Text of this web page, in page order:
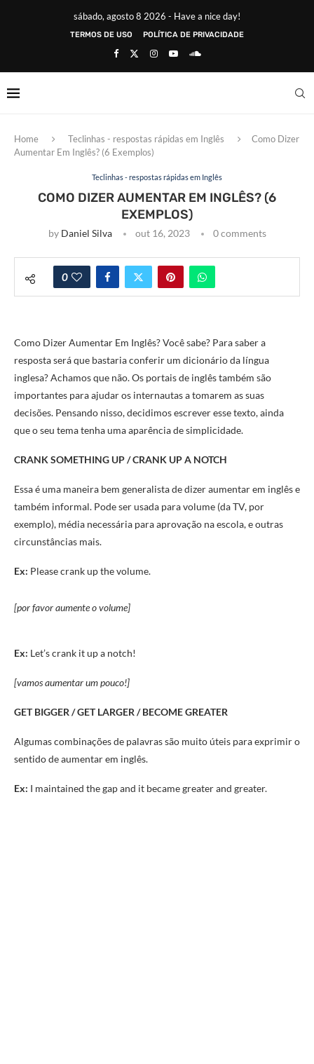
sábado, agosto 8 2026 - Have a nice day!
TERMOS DE USO POLÍTICA DE PRIVACIDADE
Home Teclinhas - respostas rápidas em Inglês
Como Dizer
Aumentar Em Inglês? (6 Exemplos)
Teclinhas - respostas rápidas em Inglês
COMO DIZER AUMENTAR EM INGLÊS? (6
EXEMPLOS)
by Daniel Silva out 16, 2023 0 comments
0
Como Dizer Aumentar Em Inglês? Você sabe? Para saber a
resposta será que bastaria conferir um dicionário da língua
inglesa? Achamos que não. Os portais de inglês também são
importantes para ajudar os internautas a tomarem as suas
decisões. Pensando nisso, decidimos escrever esse texto, ainda
que o seu tema tenha uma aparência de simplicidade.
CRANK SOMETHING UP/ CRANK UP A NOTCH
Essa é uma maneira bem generalista de dizer aumentar em inglês e
também informal. Pode ser usada para volume (da TV, por
exemplo), média necessária para aprovação na escola, e outras
circunstâncias mais.
Ex: Please crank up the volume.
[por favor aumente o volume]
Ex: Let’s crank it up a notch!
[vamos aumentar um pouco!]
GET BIGGER / GET LARGER / BECOME GREATER
Algumas combinações de palavras são muito úteis para exprimir o
sentido de aumentar em inglês.
Ex: I maintained the gap and it became greater and greater.